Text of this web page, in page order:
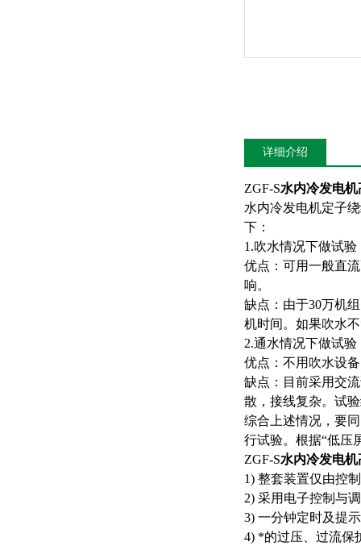
详细介绍
ZGF-S水内冷发电
水内冷发电机定子
下：
1.吹水情况下做试验
优点：可用一般直
响。
缺点：由于30万机
机时间。如果吹水
2.通水情况下做试验
优点：不用吹水设
缺点：目前采用交
散，接线复杂。试
综合上述情况，要
行试验。根据“低压
ZGF-S水内冷发电
1) 整套装置仅由控
2) 采用电子控制与
3) 一分钟定时及提
4) *的过压、过流保